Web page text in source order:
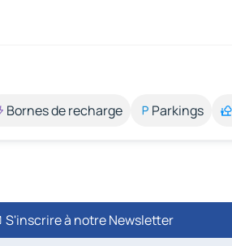
Bornes de recharge Parkings
S'inscrire à notre Newsletter